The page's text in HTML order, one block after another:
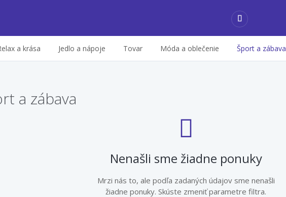
a krása Jedlo a nápoje Tovar Móda a oblečenie Šport a zábava
a zábava
Nenašli sme žiadne ponuky
Mrzi nás to, ale podľa zadaných údajov sme nenašli
žiadne ponuky. Skúste zmeniť parametre filtra.